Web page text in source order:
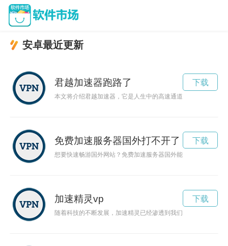
安卓最近更新
君越加速器跑路了
本文将介绍君越加速器，它是人生中的高速通道，让您快速驰
下载
免费加速服务器国外打不开了
想要快速畅游国外网站？免费加速服务器国外能够帮助你实现
下载
加速精灵vp
随着科技的不断发展，加速精灵已经渗透到我们生活的方方面
下载